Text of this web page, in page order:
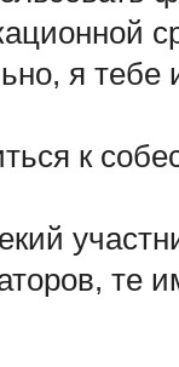
я тебе
к
те